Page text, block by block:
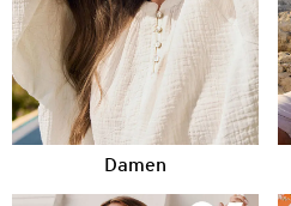
Damen